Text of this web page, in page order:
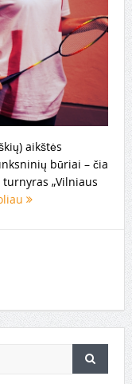
aikštės
būriai – čia
„Vilniaus